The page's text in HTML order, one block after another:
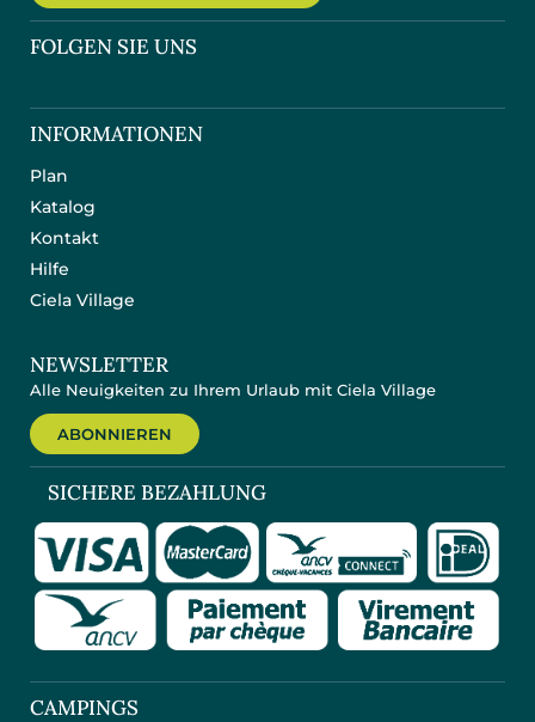
FOLGEN SIE UNS
INFORMATIONEN
Plan
Katalog
Kontakt
Hilfe
Ciela Village
NEWSLETTER
Alle Neuigkeiten zu Ihrem Urlaub mit Ciela Village
ABONNIEREN
SICHERE BEZAHLUNG
CAMPINGS